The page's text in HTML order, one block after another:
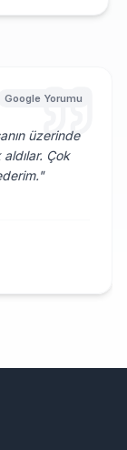
Google Yorumu
üzerinde
Çok
"